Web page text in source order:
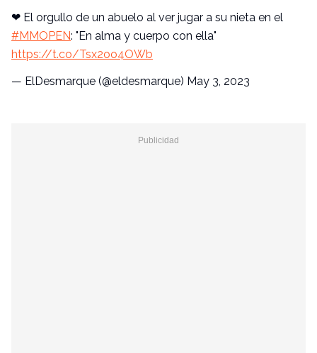
❤ El orgullo de un abuelo al ver jugar a su nieta en el
#MMOPEN: "En alma y cuerpo con ella"
https://t.co/Tsx2oo4OWb
— ElDesmarque (@eldesmarque) May 3, 2023